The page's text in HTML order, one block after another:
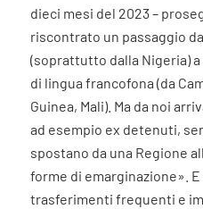
dieci mesi del 2023 –
riscontrato un passaggio
(soprattutto dalla Nigeria)
di lingua francofona (da
Guinea, Mali). Ma da noi
ad esempio ex detenuti,
spostano da una Regione
forme di emarginazione».
trasferimenti frequenti e